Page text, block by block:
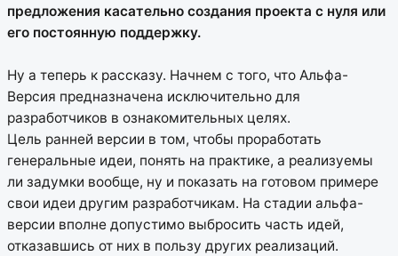
предложения касательно создания проекта с нуля или
его постоянную поддержку.
Ну а теперь к рассказу. Начнем с того, что Альфа-
Версия предназначена исключительно для
разработчиков в ознакомительных целях.
Цель ранней версии в том, чтобы проработать
генеральные идеи, понять на практике, а реализуемы
ли задумки вообще, ну и показать на готовом примере
свои идеи другим разработчикам. На стадии альфа-
версии вполне допустимо выбросить часть идей,
отказавшись от них в пользу других реализаций.